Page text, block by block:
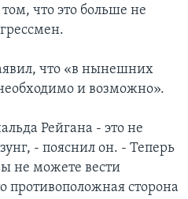
что это больше не
что «в нынешних
и возможно».
Рейгана - это не
- пояснил он. - Теперь
не можете вести
противоположная сторона